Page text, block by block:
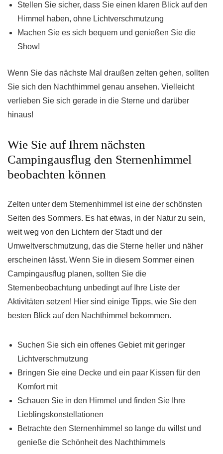
Stellen Sie sicher, dass Sie einen klaren Blick auf den
Himmel haben, ohne Lichtverschmutzung
Machen Sie es sich bequem und genießen Sie die
Show!
Wenn Sie das nächste Mal draußen zelten gehen, sollten
Sie sich den Nachthimmel genau ansehen. Vielleicht
verlieben Sie sich gerade in die Sterne und darüber
hinaus!
Wie Sie auf Ihrem nächsten
Campingausflug den Sternenhimmel
beobachten können
Zelten unter dem Sternenhimmel ist eine der schönsten
Seiten des Sommers. Es hat etwas, in der Natur zu sein,
weit weg von den Lichtern der Stadt und der
Umweltverschmutzung, das die Sterne heller und näher
erscheinen lässt. Wenn Sie in diesem Sommer einen
Campingausflug planen, sollten Sie die
Sternenbeobachtung unbedingt auf Ihre Liste der
Aktivitäten setzen! Hier sind einige Tipps, wie Sie den
besten Blick auf den Nachthimmel bekommen.
Suchen Sie sich ein offenes Gebiet mit geringer
Lichtverschmutzung
Bringen Sie eine Decke und ein paar Kissen für den
Komfort mit
Schauen Sie in den Himmel und finden Sie Ihre
Lieblingskonstellationen
Betrachte den Sternenhimmel so lange du willst und
genieße die Schönheit des Nachthimmels